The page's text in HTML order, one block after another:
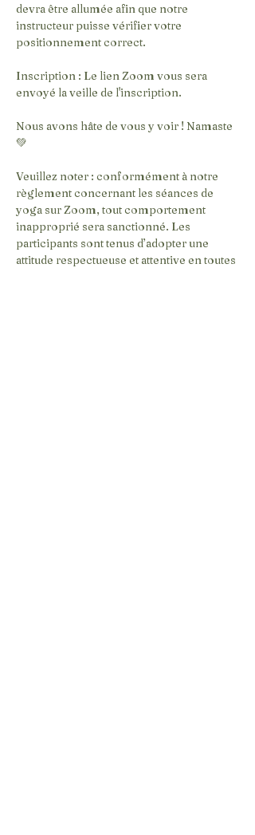
devra être allumée afin que notre
instructeur puisse vérifier votre
positionnement correct.
Inscription : Le lien Zoom vous sera
envoyé la veille de l'inscription.
Nous avons hâte de vous y voir ! Namaste
💚
Veuillez noter : conformément à notre
règlement concernant les séances de
yoga sur Zoom, tout comportement
inapproprié sera sanctionné. Les
participants sont tenus d’adopter une
attitude respectueuse et attentive en toutes